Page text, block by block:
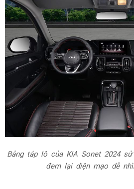
Bảng táp lô của KIA Sonet 2024
đem lại diện mạo dễ